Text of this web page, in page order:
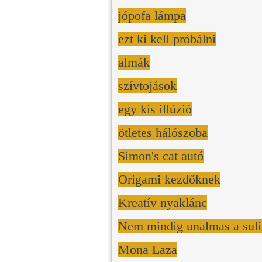
jópofa lámpa
ezt ki kell próbálni
almák
szívtojások
egy kis illúzió
ötletes hálószoba
Simon's cat autó
Origami kezdőknek
Kreatív nyaklánc
Nem mindig unalmas a
Mona Laza